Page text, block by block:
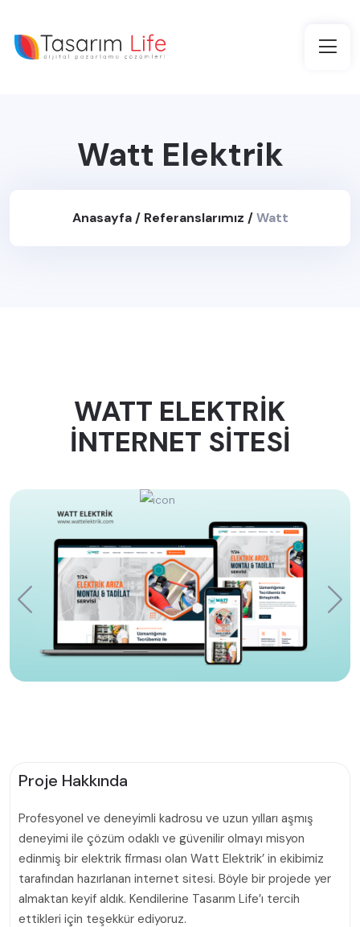
Watt Elektrik
Anasayfa / Referanslarımız / Watt
WATT ELEKTRİK
İNTERNET SİTESİ
Proje Hakkında
Profesyonel ve deneyimli kadrosu ve uzun yılları aşmış
deneyimi ile çözüm odaklı ve güvenilir olmayı misyon
edinmiş bir elektrik firması olan Watt Elektrik’ in ekibimiz
tarafından hazırlanan internet sitesi. Böyle bir projede yer
almaktan keyif aldık. Kendilerine Tasarım Life’ı tercih
ettikleri için teşekkür ediyoruz.